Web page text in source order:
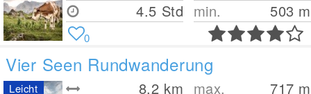
4.5 Std min.
503 m
0
Vier Seen Rundwanderung
8.2 km max. 717 m
Leicht